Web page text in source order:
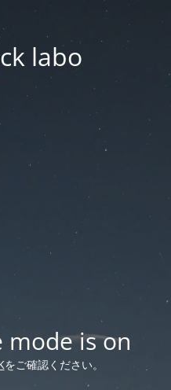
labo
mode is on
をご確認ください。